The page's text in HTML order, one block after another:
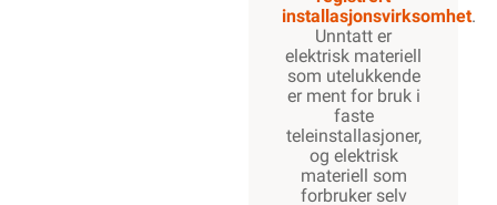
installasjonsvirksomhet.
Unntatt er
elektrisk materiell
som utelukkende
er ment for bruk i
faste
teleinstallasjoner,
og elektrisk
materiell som
forbruker selv